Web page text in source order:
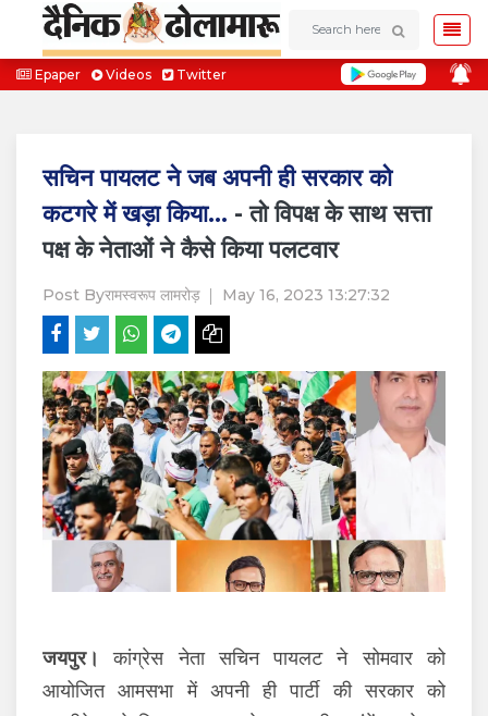
Epaper Videos Twitter
सचिन पायलट ने जब अपनी ही सरकार को
कटगरे में खड़ा किया... - तो विपक्ष के साथ सत्ता
पक्ष के नेताओं ने कैसे किया पलटवार
Post Byरामस्वरूप लामरोड़ May 16, 2023 13:27:32
जयपुर।
कांग्रेस नेता सचिन पायलट ने सोमवार को
आयोजित आमसभा में अपनी ही पार्टी की सरकार को